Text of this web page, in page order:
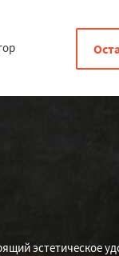
эстетическое